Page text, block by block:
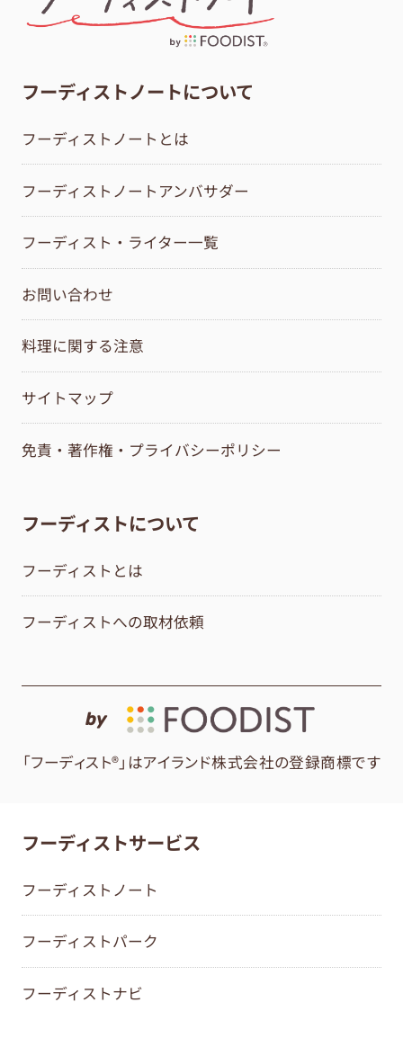
フーディストノートについて
フーディストノートとは
フーディストノートアンバサダー
フーディスト・ライター一覧
お問い合わせ
料理に関する注意
サイトマップ
免責・著作権・プライバシーポリシー
フーディストについて
フーディストとは
フーディストへの取材依頼
by
「フーディスト®」はアイランド株式会社の登録商標です
フーディストサービス
フーディストノート
フーディストパーク
フーディストナビ